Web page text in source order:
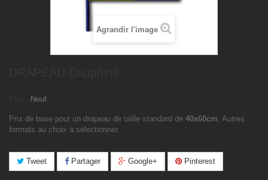
Agrandir l'image
Neuf
Prix de base pour un drapeau de taille standard de 40x60cm. Autres
formats au choix à sélectionner.
Tweet Partager Google+ Pinterest